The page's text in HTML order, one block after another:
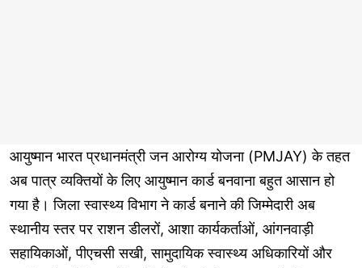
आयुष्मान भारत प्रधानमंत्री जन आरोग्य योजना (PMJAY) के तहत
अब पात्र व्यक्तियों के लिए आयुष्मान कार्ड बनवाना बहुत आसान हो
गया है। जिला स्वास्थ्य विभाग ने कार्ड बनाने की जिम्मेदारी अब
स्थानीय स्तर पर राशन डीलरों, आशा कार्यकर्ताओं, आंगनवाड़ी
सहायिकाओं, पीएचसी सखी, सामुदायिक स्वास्थ्य अधिकारियों और